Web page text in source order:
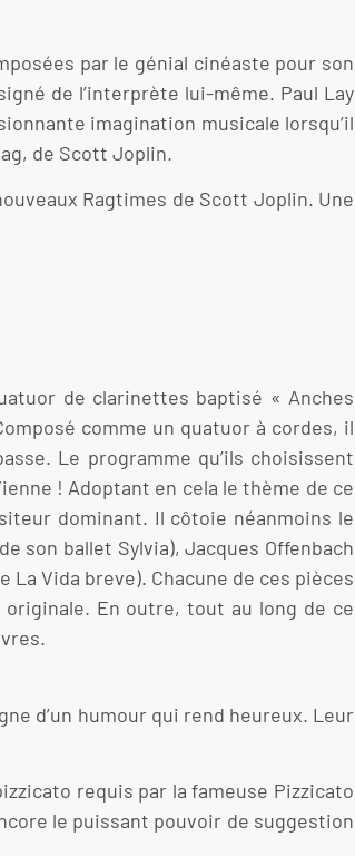
par le génial cinéaste pour son
de l’interprète lui-même. Paul Lay
imagination musicale lorsqu’il
de Scott Joplin.
Ragtimes de Scott Joplin. Une
de clarinettes baptisé « Anches
comme un quatuor à cordes, il
Le programme qu’ils choisissent
! Adoptant en cela le thème de ce
dominant. Il côtoie néanmoins le
son ballet Sylvia), Jacques Offenbach
La Vida breve). Chacune de ces pièces
En outre, tout au long de ce
d’un humour qui rend heureux. Leur
requis par la fameuse Pizzicato
le puissant pouvoir de suggestion